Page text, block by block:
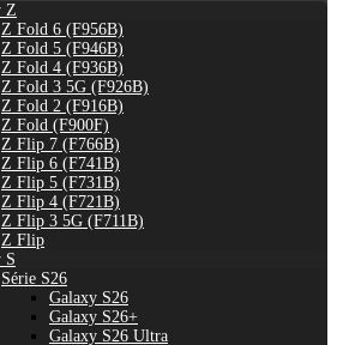
Z
Z Fold 6 (F956B)
Z Fold 5 (F946B)
Z Fold 4 (F936B)
Z Fold 3 5G (F926B)
Z Fold 2 (F916B)
Z Fold (F900F)
Z Flip 7 (F766B)
Z Flip 6 (F741B)
Z Flip 5 (F731B)
Z Flip 4 (F721B)
Z Flip 3 5G (F711B)
Z Flip
S
Série S26
Galaxy S26
Galaxy S26+
Galaxy S26 Ultra